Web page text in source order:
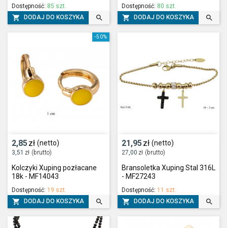
Dostępność: 85 szt.
 DODAJ DO KOSZYKA 
Dostępność: 80 szt.
 DODAJ DO KOSZYKA 
2,85zł (netto)
3,51 zł (brutto)
Kolczyki Xuping pozłacane
18k - MF14043
Dostępność: 19 szt.
 DODAJ DO KOSZYKA 
-50%
21,95zł (netto)
27,00 zł (brutto)
Bransoletka Xuping Stal 316L
- MF27243
Dostępność: 11 szt.
 DODAJ DO KOSZYKA 